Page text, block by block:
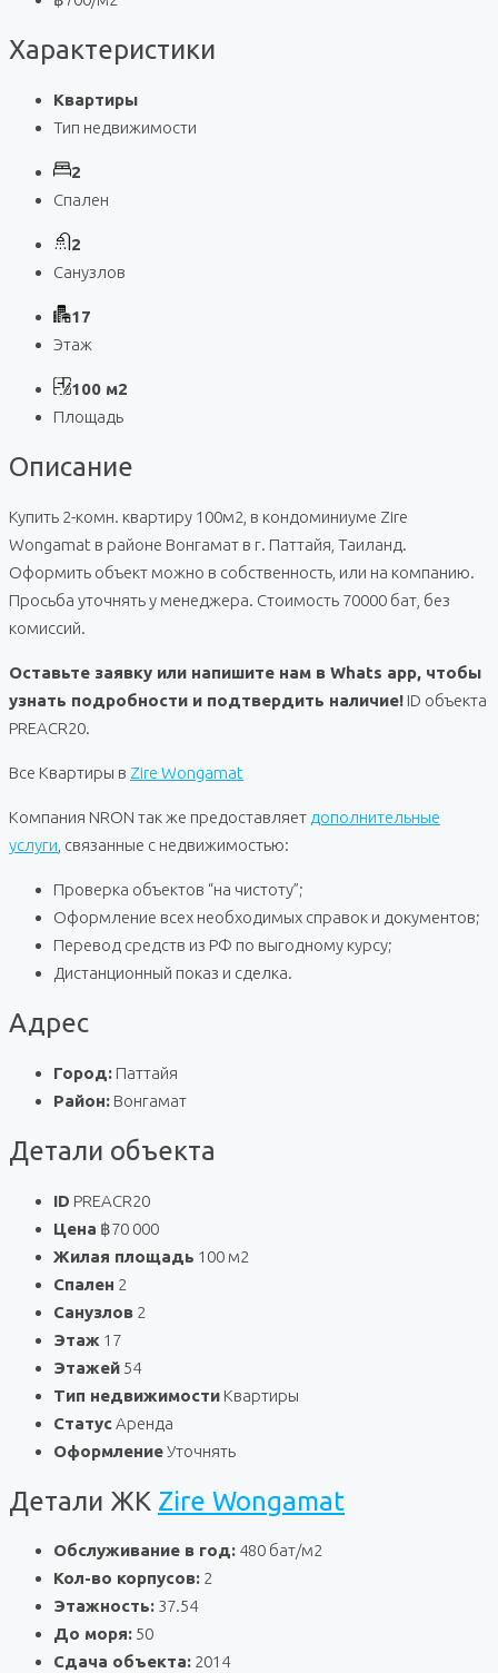
Характеристики
Квартиры
Тип недвижимости
2
Спален
2
Санузлов
17
Этаж
100 м2
Площадь
Описание
Купить 2-комн. квартиру 100м2, в кондоминиуме Zire
Wongamat в районе Вонгамат в г. Паттайя, Таиланд.
Оформить объект можно в собственность, или на компанию.
Просьба уточнять у менеджера. Стоимость 70000 бат, без
комиссий.
Оставьте заявку или напишите нам в Whats app, чтобы
узнать подробности и подтвердить наличие! ID объекта
PREACR20.
Все Квартиры в Zire Wongamat
Компания NRON так же предоставляет дополнительные
услуги , связанные с недвижимостью:
Проверка объектов “на чистоту”;
Оформление всех необходимых справок и документов;
Перевод средств из РФ по выгодному курсу;
Дистанционный показ и сделка.
Адрес
Город: Паттайя
Район: Вонгамат
Детали объекта
ID PREACR20
Цена ฿70 000
Жилая площадь 100 м2
Спален 2
Санузлов 2
Этаж 17
Этажей 54
Тип недвижимости Квартиры
СтатусАренда
ОформлениеУточнять
Детали ЖК Zire Wongamat
Обслуживание в год: 480 бат/м2
Кол-во корпусов: 2
Этажность: 37.54
До моря: 50
Сдача объекта: 2014